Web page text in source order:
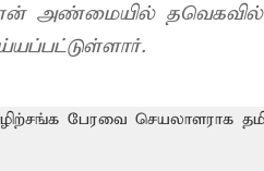
அண்மையில் தவெகவில்